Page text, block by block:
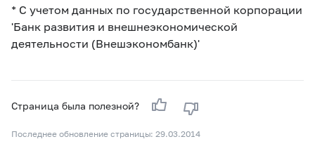
* С учетом данных по государственной корпорации
'Банк развития и внешнеэкономической
деятельности (Внешэкономбанк)'
Страница была полезной?
Последнее обновление страницы: 29.03.2014